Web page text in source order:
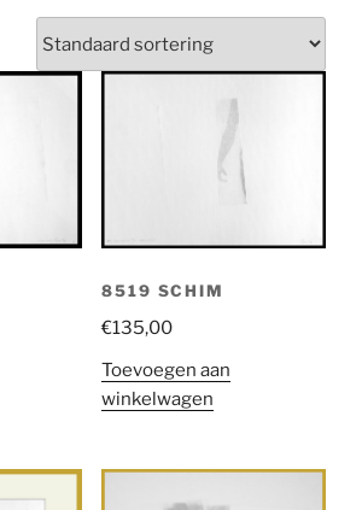
8519 SCHIM
€135,00
Toevoegen aan
winkelwagen